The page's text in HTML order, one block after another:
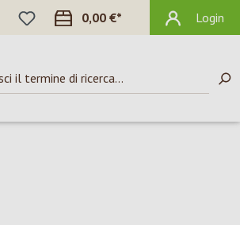
HAI 0 ARTICOLI NELLA LISTA DEI
0,00 €* Login